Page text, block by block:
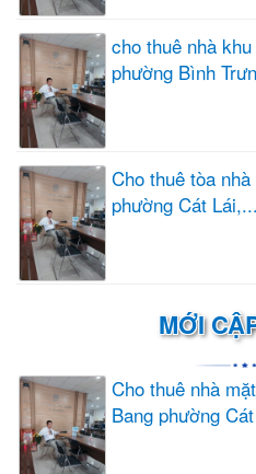
cho thuê nhà
phường Bình
Cho thuê tòa
phường Cát Lái,...
MỚI
Cho thuê nhà
Bang phường